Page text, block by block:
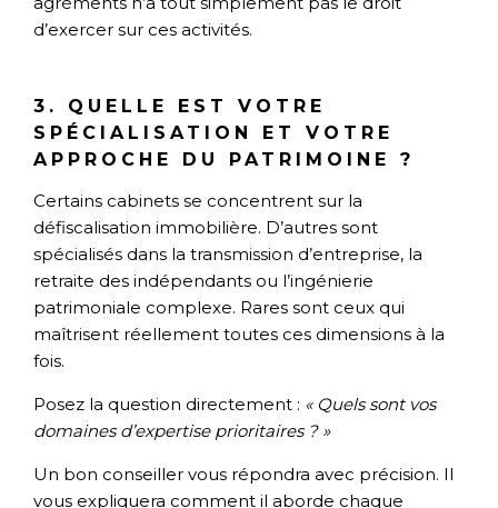
d’exercer sur ces activités.
3. QUELLE EST VOTRE
SPÉCIALISATION ET VOTRE
APPROCHE DU PATRIMOINE ?
Certains cabinets se concentrent sur la
défiscalisation immobilière. D’autres sont
spécialisés dans la transmission d’entreprise, la
retraite des indépendants ou l’ingénierie
patrimoniale complexe. Rares sont ceux qui
maîtrisent réellement toutes ces dimensions à la
fois.
Posez la question directement : « Quels sont vos
domaines d’expertise prioritaires ? »
Un bon conseiller vous répondra avec précision. Il
vous expliquera comment il aborde chaque